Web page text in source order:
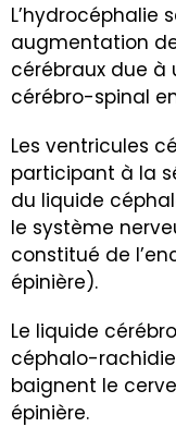
L’hydrocéphalie
augmentation
cérébraux due
cérébro-spinal
Les ventricules
participant à la
du liquide
le système
constitué de
épinière).
Le liquide
céphalo-
baignent le
épinière.